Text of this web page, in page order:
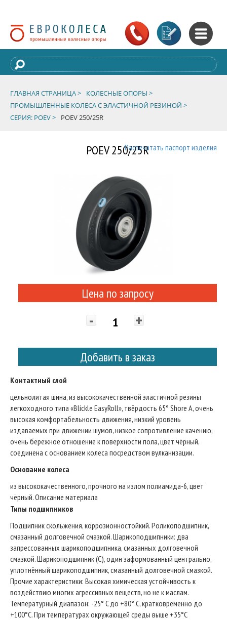
ГЛАВНАЯ СТРАНИЦА >
КОЛЕСНЫЕ ОПОРЫ >
ПРОМЫШЛЕННЫЕ КОЛЕСА С ЭЛАСТИЧНОЙ РЕЗИНОЙ >
СЕРИЯ: POEV >
POEV 250/25R
POEV 250/25RРаспечатать паспорт изделия
Цена по запросу
- +
Добавить в заказ
Контактный слой
цельнолитая шина, из высококачественной эластичной резины
легкоходного типа «Blickle EasyRoll», твёрдость 65° Shore A, очень
высокая комфортабельность движения, низкий уровень
издаваемых при движении шумов, низкое сопротивление качению,
очень бережное отношение к поверхности пола, цвет чёрный,
соединена с основанием колеса посредством вулканизации.
Основание колеса
из высококачественного, прочного на излом полиамида-6, цвет
чёрный. Описание материала
Типы подшипников
Подшипник скольжения, коррозионностойкий. Роликоподшипник,
смазанный долговечной смазкой. Шарикоподшипники: два
запрессованных шарикоподшипника, смазанных долговечной
смазкой. Шарикоподшипник (C), один заформованный центрально,
уплотнённый шарикоподшипник, смазанный долговечной смазкой.
Прочие характеристики: Высокая химическая устойчивость к
воздействию многих агрессивных веществ, но не к маслам.
Температурный диапазон: -25° C до +80° C, кратковременно до
+100°C. При температурах окружающей среды выше +35°C